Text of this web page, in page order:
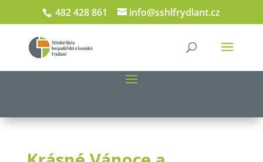
482 428 861 info@sshlfrydlant.cz